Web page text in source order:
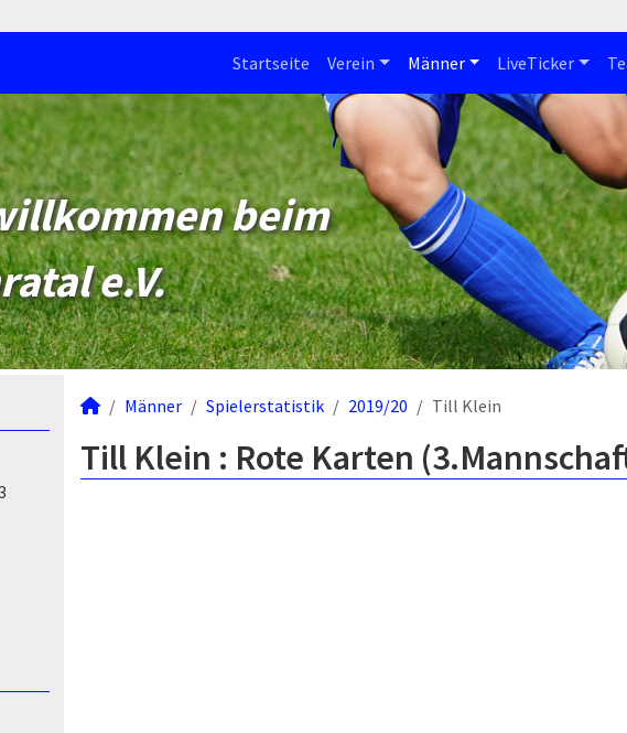
Startseite Verein Männer LiveTicker
beim
e.V.
Männer Spielerstatistik 2019/20 Till Klein
Till Klein : Rote Karten